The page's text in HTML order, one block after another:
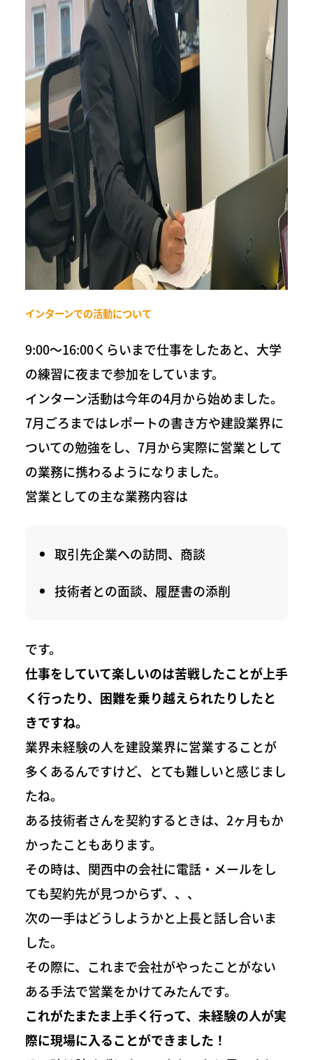
インターンでの活動について
9:00〜16:00くらいまで仕事をしたあと、大学
の練習に夜まで参加をしています。
インターン活動は今年の4月から始めました。
7月ごろまではレポートの書き方や建設業界に
ついての勉強をし、7月から実際に営業として
の業務に携わるようになりました。
営業としての主な業務内容は
取引先企業への訪問、商談
技術者との面談、履歴書の添削
です。
仕事をしていて楽しいのは苦戦したことが上手
く行ったり、困難を乗り越えられたりしたと
きですね。
業界未経験の人を建設業界に営業することが
多くあるんですけど、とても難しいと感じまし
たね。
ある技術者さんを契約するときは、2ヶ月もか
かったこともあります。
その時は、関西中の会社に電話・メールをし
ても契約先が見つからず、、、
次の一手はどうしようかと上長と話し合いま
した。
その際に、これまで会社がやったことがない
ある手法で営業をかけてみたんです。
これがたまたま上手く行って、未経験の人が実
際に現場に入ることができました！